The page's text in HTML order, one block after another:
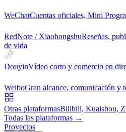
WeChatCuentas oficiales, Mini
RedNote / XiaohongshuReseñas,
de vida
DouyinVídeo corto y comercio en
WeiboGran alcance, comunicación y
Otras plataformasBilibili, Kuaishou,
Todas las plataformas →
Proyectos